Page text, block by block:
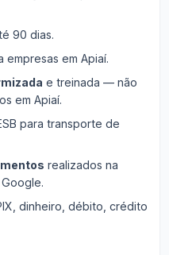
90 dias.
empresas em Apiaí.
e treinada — não
em Apiaí.
para transporte de
realizados na
dinheiro, débito, crédito